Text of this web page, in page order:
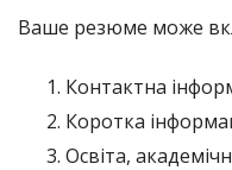
Ваше резюме може
Контактна
Коротка
Освіта,